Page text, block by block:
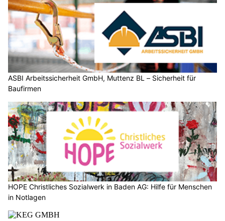
ASBI Arbeitssicherheit GmbH, Muttenz BL – Sicherheit für
Baufirmen
HOPE Christliches Sozialwerk in Baden AG: Hilfe für Menschen
in Notlagen